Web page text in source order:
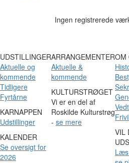
Ingen registrerede
UDSTILLINGER
Aktuelle og
kommende
Tidligere
Fyrtårne
KARNAPPEN
Udstillinger
KALENDER
Se oversigt for
2026
ARRANGEMENTER
Aktuelle &
kommende
KULTURSTRØGET
Vi er en del af
Roskilde Kulturstrøg
- se mere
OM
VIL